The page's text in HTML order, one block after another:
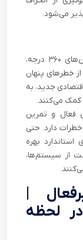
می‌شود.
حسگرهای جلو، عقب و جانبی، در کنار دوربین‌های ۳۶۰ درجه،
خطرهای پنهان
جدید، به
کمک می‌کنند.
فعال و تمرین
دارد. حتی
استاندارد بهره
از سیستم‌ها،
|
لحظه